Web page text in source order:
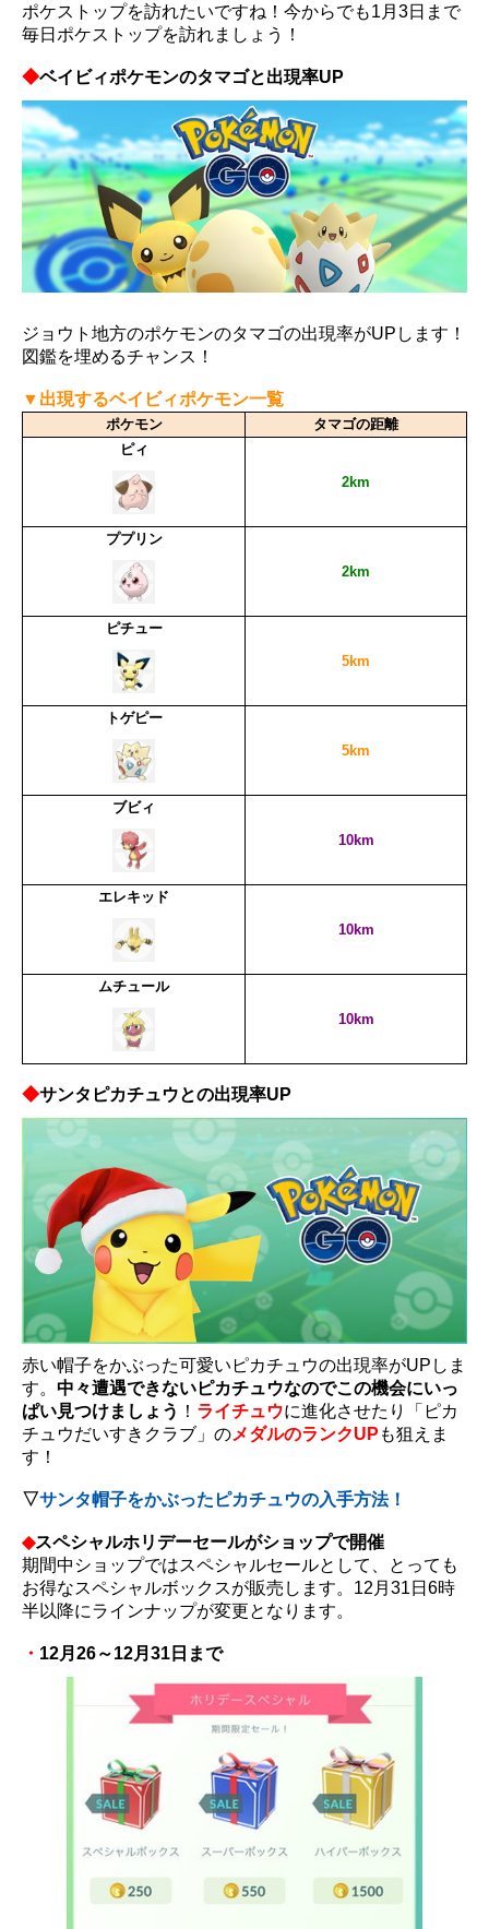
ポケストップを訪れたいですね！今からでも1月3日まで
毎日ポケストップを訪れましょう！
◆ベイビィポケモンのタマゴと出現率UP
ジョウト地方のポケモンのタマゴの出現率がUPします！
図鑑を埋めるチャンス！
▼出現するベイビィポケモン一覧
ポケモン
タマゴの距離
ピィ
2km
ププリン
2km
ピチュー
5km
トゲピー
5km
ブビィ
10km
エレキッド
10km
ムチュール
10km
◆サンタピカチュウとの出現率UP
赤い帽子をかぶった可愛いピカチュウの出現率がUPしま
す。 中々遭遇できないピカチュウなのでこの機会にいっ
ぱい見つけましょう ！ ライチュウに進化させたり「ピカ
チュウだいすきクラブ」のメダルのランクUP も狙えま
す！
▽サンタ帽子をかぶったピカチュウの入手方法！
◆スペシャルホリデーセールがショップで開催
期間中ショップではスペシャルセールとして、とっても
お得なスペシャルボックスが販売します。12月31日6時
半以降にラインナップが変更となります。
・ 12月26～12月31日まで